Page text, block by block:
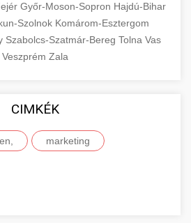
Győr-Moson-Sopron Hajdú-Bihar
Szolnok Komárom-Esztergom
Szabolcs-Szatmár-Bereg Tolna Vas
Veszprém Zala
CIMKÉK
marketing